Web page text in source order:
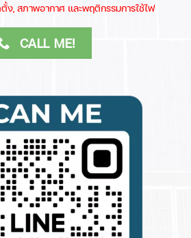
, สภาพอากาศ​ และพฤติกรรมการใช้ไฟ
CALL ME!